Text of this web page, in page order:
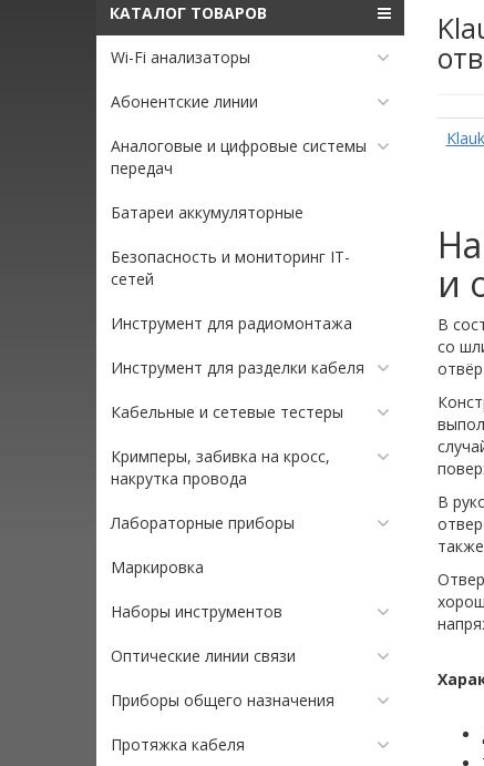
КАТАЛОГ ТОВАРОВ
Wi-Fi анализаторы
Абонентские линии
Аналоговые и цифровые системы
передач
Батареи аккумуляторные
Безопасность и мониторинг IT-
сетей
Инструмент для радиомонтажа
Инструмент для разделки кабеля
Кабельные и сетевые тестеры
Кримперы, забивка на кросс,
накрутка провода
Лабораторные приборы
Маркировка
Наборы инструментов
Оптические линии связи
Приборы общего назначения
Протяжка кабеля
и
В
со
В